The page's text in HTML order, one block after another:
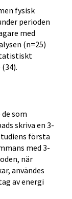
fysisk
perioden
med
(n=25)
som
skriva en 3-
första
med 3-
när
användes
av energi